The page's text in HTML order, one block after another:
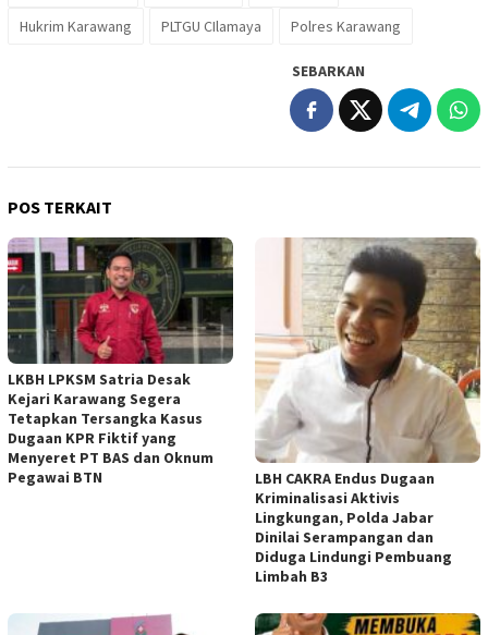
Hukrim Karawang
PLTGU CIlamaya Polres Karawang
SEBARKAN
POS TERKAIT
LKBH LPKSM Satria Desak
Kejari Karawang Segera
Tetapkan Tersangka Kasus
Dugaan KPR Fiktif yang
Menyeret PT BAS dan Oknum
Pegawai BTN
LBH CAKRA Endus Dugaan
Kriminalisasi Aktivis
Lingkungan, Polda Jabar
Dinilai Serampangan dan
Diduga Lindungi Pembuang
Limbah B3